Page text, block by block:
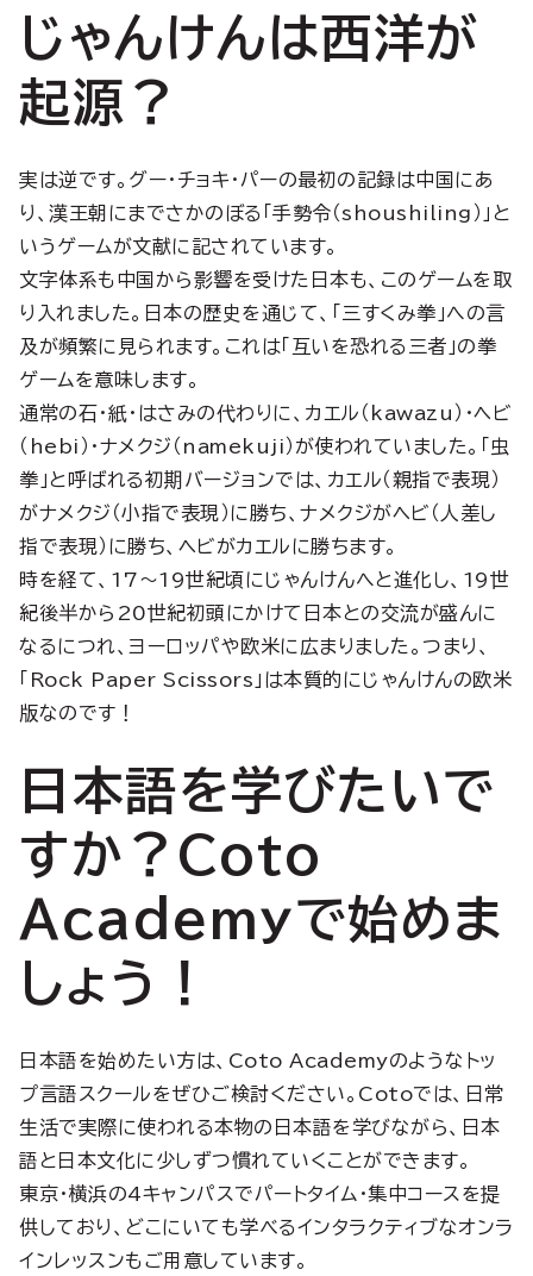
じゃんけんは西洋が
起源？
実は逆です。グー・チョキ・パーの最初の記録は中国にあ
り、漢王朝にまでさかのぼる「手勢令（shoushiling）」と
いうゲームが文献に記されています。
文字体系も中国から影響を受けた日本も、このゲームを取
り入れました。日本の歴史を通じて、「三すくみ拳」への言
及が頻繁に見られます。これは「互いを恐れる三者」の拳
ゲームを意味します。
通常の石・紙・はさみの代わりに、カエル（kawazu）・ヘビ
（hebi）・ナメクジ（namekuji）が使われていました。「虫
拳」と呼ばれる初期バージョンでは、カエル（親指で表現）
がナメクジ（小指で表現）に勝ち、ナメクジがヘビ（人差し
指で表現）に勝ち、ヘビがカエルに勝ちます。
時を経て、17〜19世紀頃にじゃんけんへと進化し、19世
紀後半から20世紀初頭にかけて日本との交流が盛んに
なるにつれ、ヨーロッパや欧米に広まりました。つまり、
「Rock Paper Scissors」は本質的にじゃんけんの欧米
版なのです！
日本語を学びたいで
すか？Coto
Academyで始めま
しょう！
日本語を始めたい方は、Coto Academyのようなトッ
プ言語スクールをぜひご検討ください。Cotoでは、日常
生活で実際に使われる本物の日本語を学びながら、日本
語と日本文化に少しずつ慣れていくことができます。
東京・横浜の4キャンパスでパートタイム・集中コースを提
供しており、どこにいても学べるインタラクティブなオンラ
インレッスンもご用意しています。